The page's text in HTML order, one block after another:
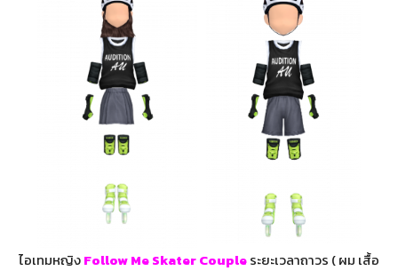
ไอเทมหญิงFollow Me Skater Coupleระยะเวลาถาวร ( ผม เสื้อ